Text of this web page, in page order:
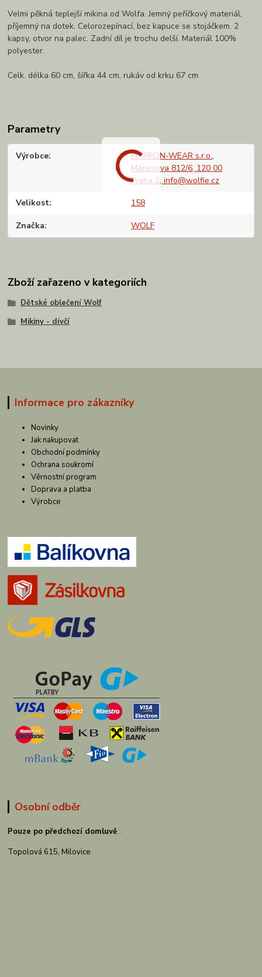
Velmi pěkná teplejší mikina od Wolfa. Jemný peříčkový materiál,
příjemný na dotek. Celorozepínací, bez kapuce se stojáčkem. 2
kapsy, otvor na palec. Zadní díl je trochu delší. Materiál 100%
polyester.
Celk. délka 60 cm, šířka 44 cm, rukáv od krku 67 cm
Parametry
Výrobce
MAREON-WEAR s.r.o.,
Mánesova 812/6, 120 00
Praha 2, info@wolfie.cz
Velikost 158
Značka WOLF
Zboží zařazeno v kategoriích
Dětské oblečení Wolf
Mikiny - dívčí
Informace pro zákazníky
Novinky
Jak nakupovat
Obchodní podmínky
Ochrana soukromí
Věrnostní program
Doprava a platba
Výrobce
Osobní odběr
Pouze po předchozí domluvě :
Topolová 615, Milovice